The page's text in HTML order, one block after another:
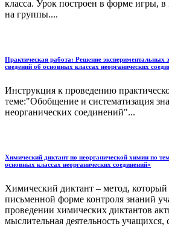
класса. Урок построен в форме игры, в
на группы....
Практическая работа: Решение экспериментальных
сведений об основных классах неорганических
Инструкция к проведению
теме:"Обобщение и систематизация
неорганических соединений"...
Химический диктант по неорганической химии по
основных классах неорганических соединений»
Химический диктант – метод, который
письменной форме контроля знаний
проведении химических диктантов
мыслительная деятельность учащихся,